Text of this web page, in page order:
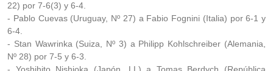
22) por 7-6(3) y 6-4.
- Pablo Cuevas (Uruguay, Nº 27) a Fabio Fognini (Italia) por 6-1 y
6-4.
- Stan Wawrinka (Suiza, Nº 3) a Philipp Kohlschreiber (Alemania,
Nº 28) por 7-5 y 6-3.